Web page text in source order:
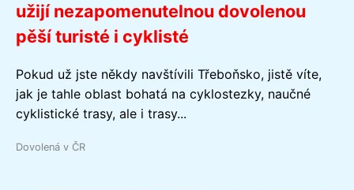
užijí nezapomenutelnou dovolenou
pěší turisté i cyklisté
Pokud už jste někdy navštívili Třeboňsko, jistě víte,
jak je tahle oblast bohatá na cyklostezky, naučné
cyklistické trasy, ale i trasy...
Dovolená v ČR